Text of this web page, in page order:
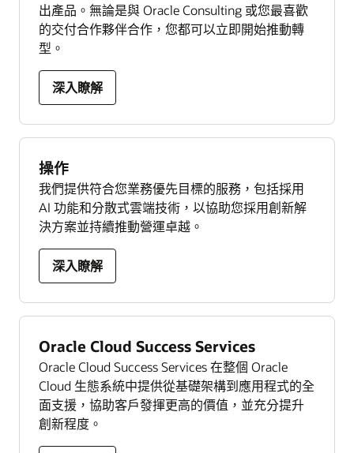
出產品。無論是與 Oracle Consulting 或您最喜歡
的交付合作夥伴合作，您都可以立即開始推動轉
型。
深入瞭解
操作
我們提供符合您業務優先目標的服務，包括採用
AI 功能和分散式雲端技術，以協助您採用創新解
決方案並持續推動營運卓越。
深入瞭解
Oracle Cloud Success Services
Oracle Cloud Success Services 在整個 Oracle
Cloud 生態系統中提供從基礎架構到應用程式的全
面支援，協助客戶發揮更高的價值，並充分提升
創新程度。